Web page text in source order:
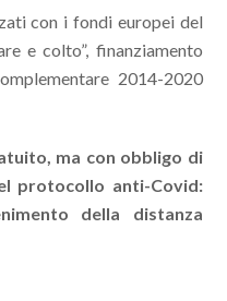
con i fondi europei del
e colto”, finanziamento
2014-2020
ma con obbligo di
protocollo anti-Covid:
della distanza